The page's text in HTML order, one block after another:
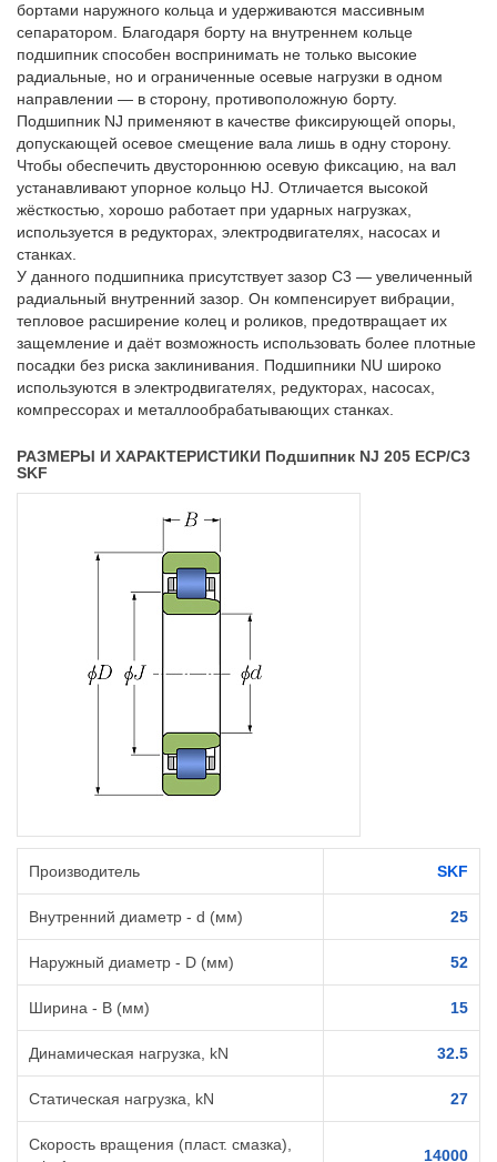
бортами наружного кольца и удерживаются массивным
сепаратором. Благодаря борту на внутреннем кольце
подшипник способен воспринимать не только высокие
радиальные, но и ограниченные осевые нагрузки в одном
направлении — в сторону, противоположную борту.
Подшипник NJ применяют в качестве фиксирующей опоры,
допускающей осевое смещение вала лишь в одну сторону.
Чтобы обеспечить двустороннюю осевую фиксацию, на вал
устанавливают упорное кольцо HJ. Отличается высокой
жёсткостью, хорошо работает при ударных нагрузках,
используется в редукторах, электродвигателях, насосах и
станках.
У данного подшипника присутствует зазор C3 — увеличенный
радиальный внутренний зазор. Он компенсирует вибрации,
тепловое расширение колец и роликов, предотвращает их
защемление и даёт возможность использовать более плотные
посадки без риска заклинивания. Подшипники NU широко
используются в электродвигателях, редукторах, насосах,
компрессорах и металлообрабатывающих станках.
РАЗМЕРЫ И ХАРАКТЕРИСТИКИ Подшипник NJ 205 ECP/C3
SKF
Производитель SKF
Внутренний диаметр - d (мм) 25
Наружный диаметр - D (мм) 52
Ширина - B (мм) 15
Динамическая нагрузка, kN 32.5
Статическая нагрузка, kN 27
Скорость вращения (пласт. смазка),
14000